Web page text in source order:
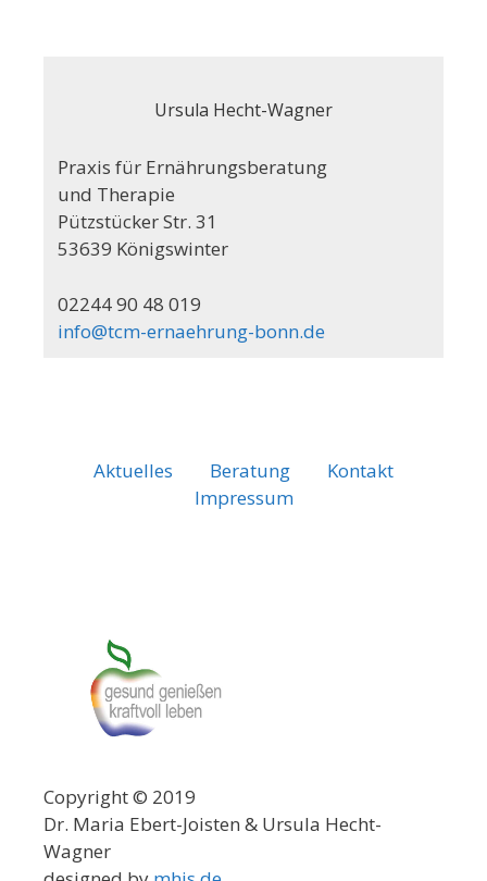
Ursula Hecht-Wagner
Praxis für Ernährungsberatung
und Therapie
Pützstücker Str. 31
53639 Königswinter
02244 90 48 019
info@tcm-ernaehrung-bonn.de
Aktuelles Beratung
Kontakt
Impressum
Copyright © 2019
Dr. Maria Ebert-Joisten & Ursula Hecht-
Wagner